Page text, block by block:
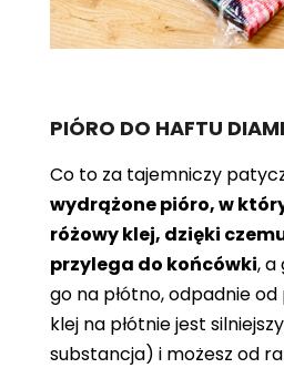
PIÓRO DO HAFTU
Co to za tajemniczy
wydrążone pióro, w
różowy klej, dzięki
przylega do końcówki, a
go na płótno, odpadnie
klej na płótnie jest
substancja) i możesz od